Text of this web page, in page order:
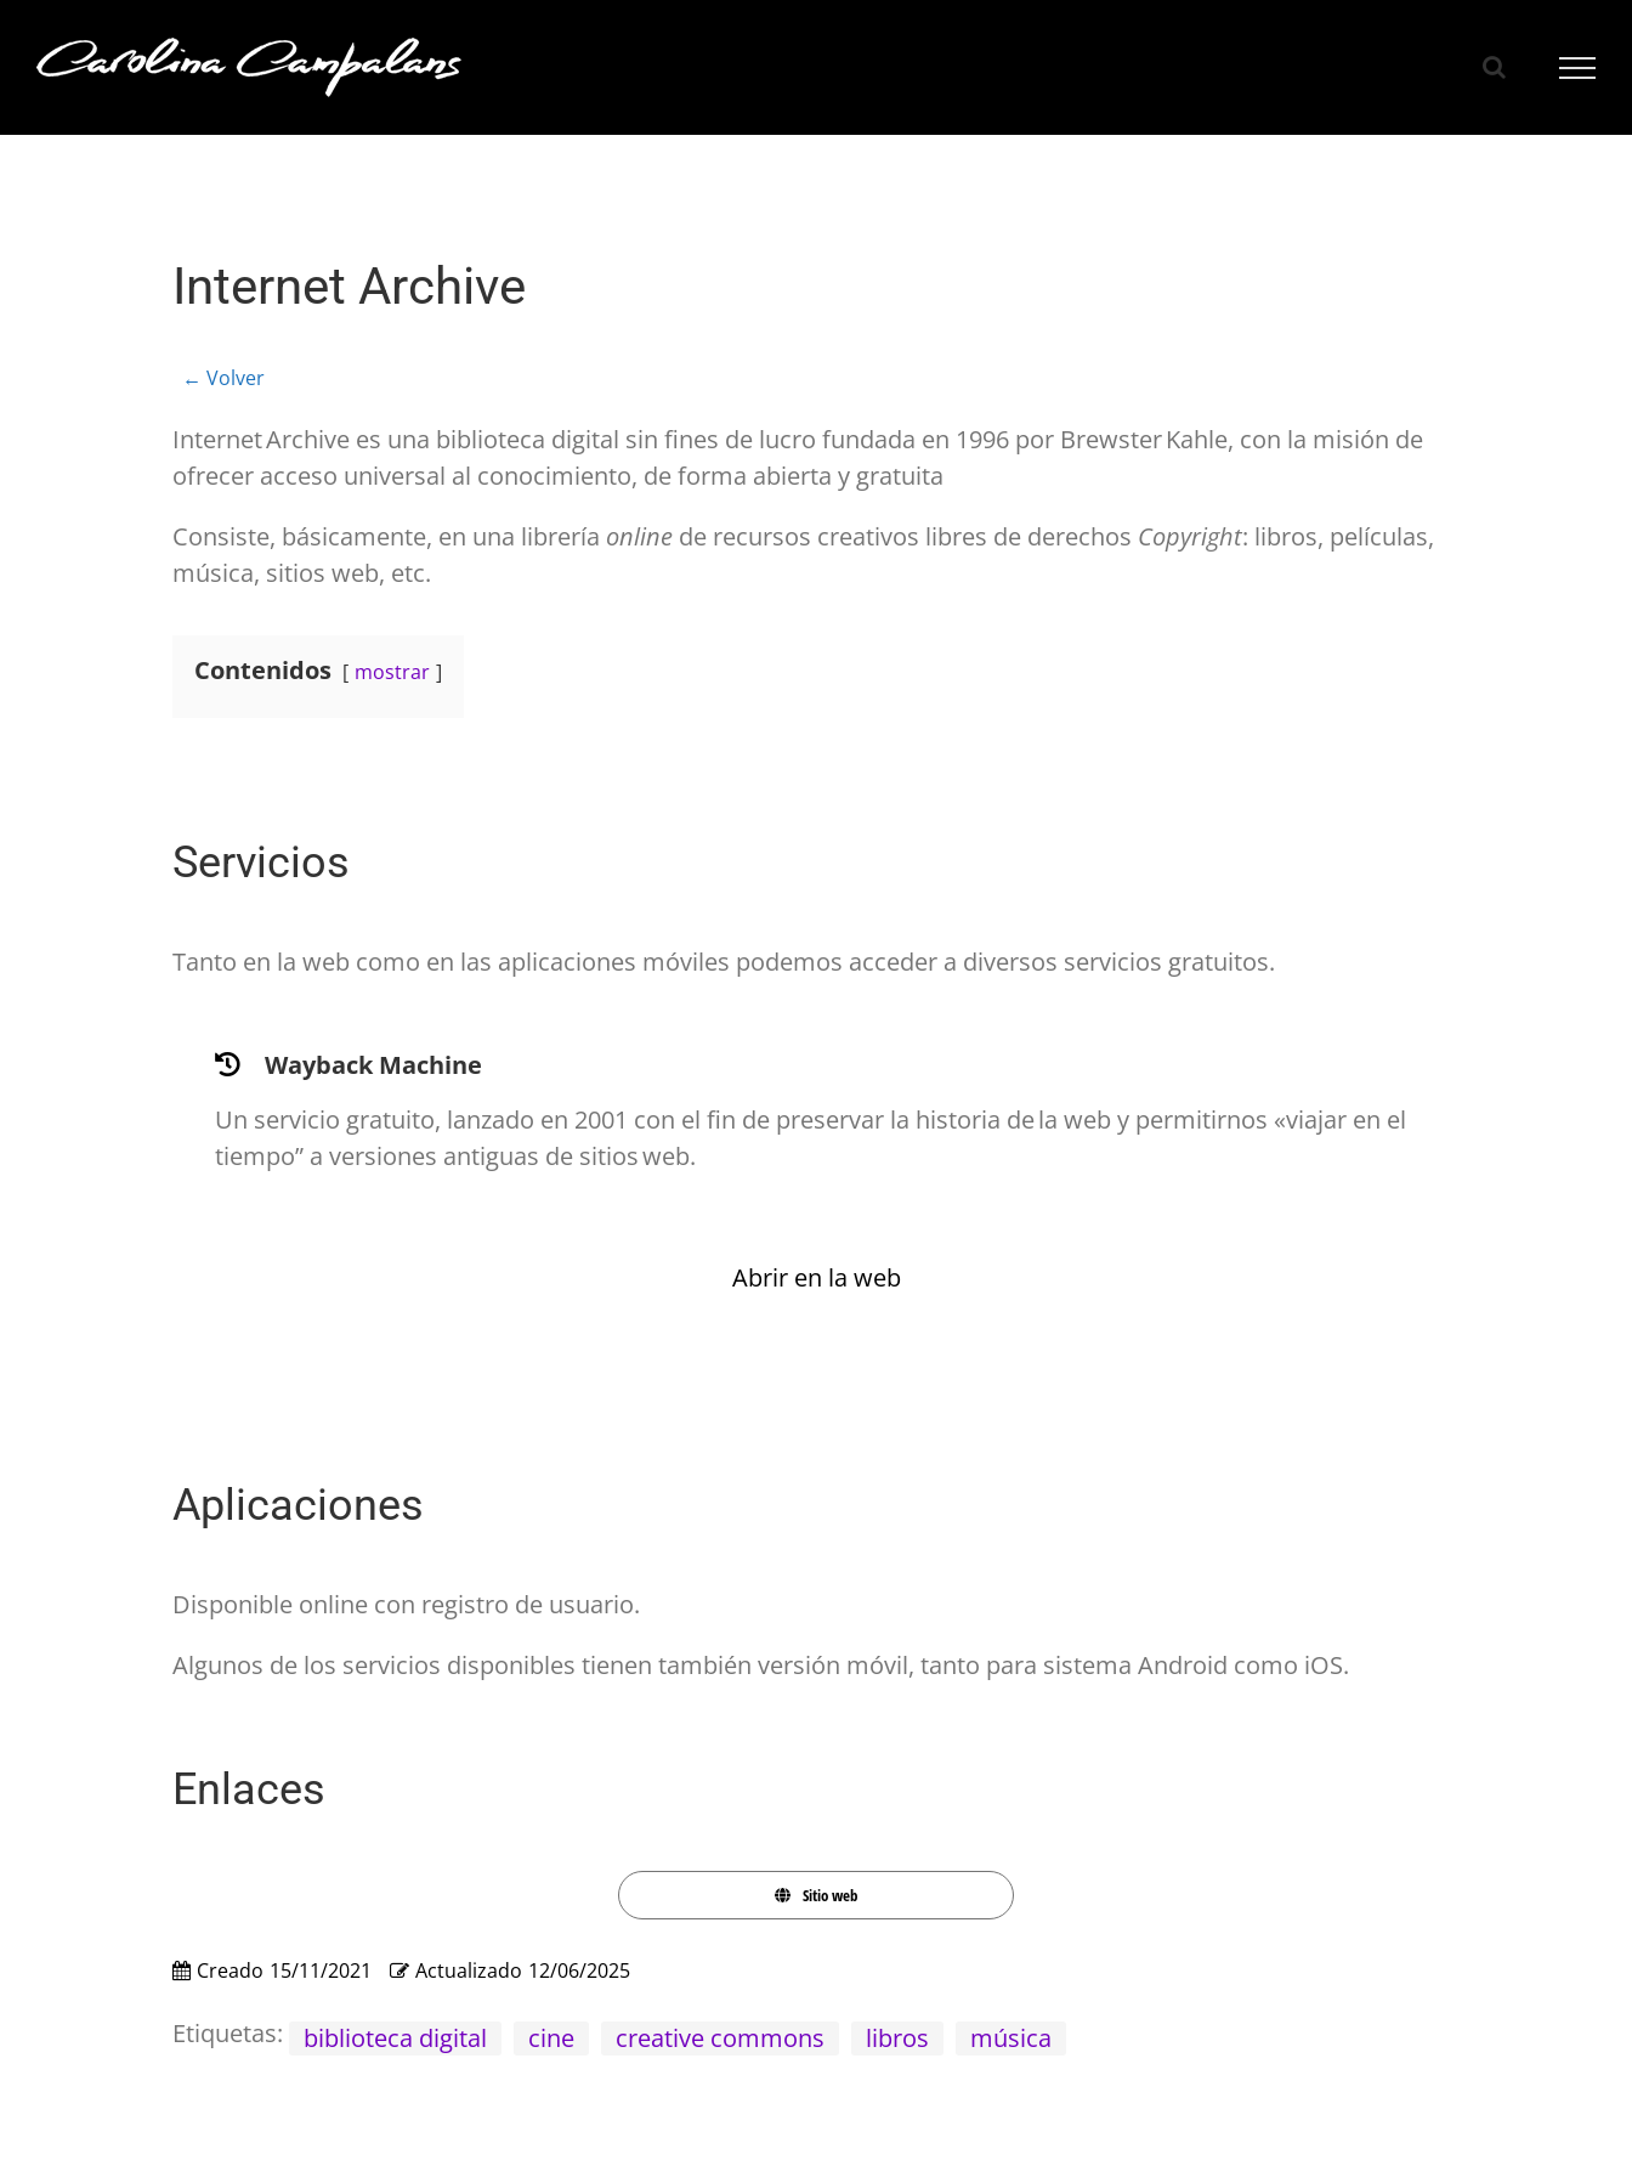
Internet Archive
← Volver
Internet Archive es una biblioteca digital sin fines de lucro fundada en 1996 por Brewster Kahle, con la misión de
ofrecer acceso universal al conocimiento, de forma abierta y gratuita
Consiste, básicamente, en una librería onlinede recursos creativos libres de derechos Copyright: libros, películas,
música, sitios web, etc.
Contenidos mostrar
Servicios
Tanto en la web como en las aplicaciones móviles podemos acceder a diversos servicios gratuitos.
Wayback Machine
Un servicio gratuito, lanzado en 2001 con el fin de preservar la historia de la web y permitirnos «viajar en el
tiempo” a versiones antiguas de sitios web.
Abrir en la web
Aplicaciones
Disponible online con registro de usuario.
Algunos de los servicios disponibles tienen también versión móvil, tanto para sistema Android como iOS.
Enlaces
Sitio web
Creado 15/11/2021 Actualizado 12/06/2025
Etiquetas: biblioteca digital cine creative commons libros música